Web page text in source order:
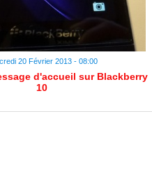
20 Février 2013 - 08:00
d'accueil sur Blackberry
10